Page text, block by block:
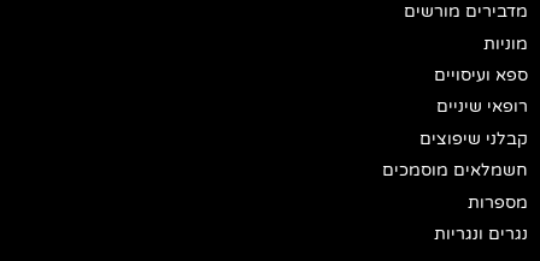
מדבירים מורשים
מוניות
ספא ועיסויים
רופאי שיניים
קבלני שיפוצים
חשמלאים מוסמכים
מספרות
נגרים ונגריות